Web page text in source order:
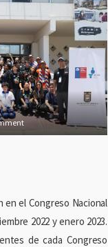
el Congreso Nacional
2022 y enero 2023.
de cada Congreso